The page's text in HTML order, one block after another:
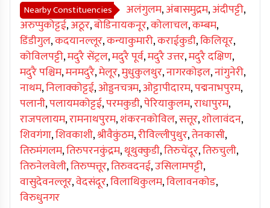
Nearby Constituencies अलंगुलम,अंबासमुद्रम,अंदीपट्टी,
अरुप्पुकोट्टई,अठूर,बोडिनायकनूर,कोलाचल,कम्बम,
डिंडीगुल,कदयानल्लूर,कन्याकुमारी,कराईकुडी,किलियूर,
कोविलपट्टी,मदुरै सेंट्रल,मदुरै पूर्व,मदुरै उत्तर,मदुरै दक्षिण,
मदुरै पश्चिम,मनमदुरै,मेलूर,मुधुकुलथुर,नागरकोइल,नांगुनेरी,
नाथम,निलाक्कोट्टई,ओड्डनचत्रम,ओट्टापीदारम,पद्मनाभपुरम,
पलानी,पलायमकोट्टई,परमकुडी,पेरियाकुलम,राधापुरम,
राजपलायम,रामनाथपुरम,शंकरनकोविल,सत्तूर,शोलावंदन,
शिवगंगा,शिवकाशी,श्रीवैकुंठम,रीविल्लीपुथुर,तेनकासी,
तिरुमंगलम,तिरुपरनकुंद्रम,थूथुक्कुडी,तिरुचेंदूर,तिरुचुली,
तिरुनेलवेली,तिरुप्पत्तूर,तिरुवदनई,उसिलामपट्टी,
वासुदेवनल्लूर,वेदसंदूर,विलाथिकुलम,विलावनकोड,
विरुधुनगर